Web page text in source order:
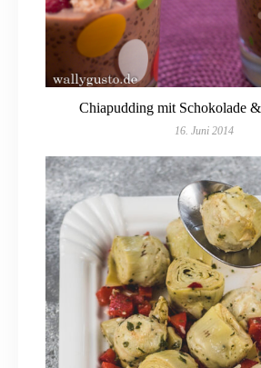
Chiapudding mit Schokolade
16. Juni 2014